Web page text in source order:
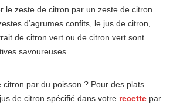
le zeste de citron par un zeste de citron
d’agrumes confits, le jus de citron,
de citron vert ou de citron vert sont
savoureuses.
par du poisson ? Pour des plats
de citron spécifié dans votre recette par